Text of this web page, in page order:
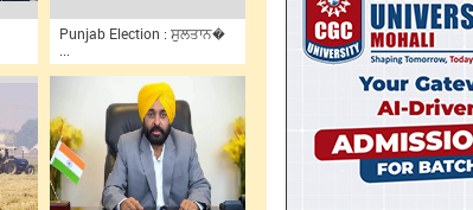
Punjab Election : ਸੁਲਤਾਨ�